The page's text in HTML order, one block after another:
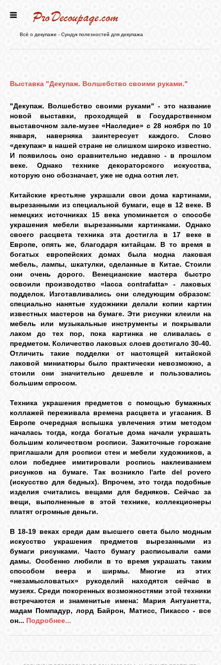
ФОРУМ
СТАТЬИ
ВИДЕО
ГАЛЕРЕЯ
ШКОЛА
ДЕКУПАЖА
ОТЗЫВЫ
УЧЕНИКОВ
МАГАЗИН
FAQ
FACEBOOK
YOUTUBE
Всё о декупаже - Сундук полезностей для декупажа
Выставка "Декупаж. Волшебство своими руками."
"Декупаж. Волшебство своими руками" - это название
новой выставки, проходящей в Государственном
выставочном зале-музее «Наследие» с 28 ноября по 10
января, наверняка заинтересует каждого. Слово
«декупаж» в нашей стране не слишком широко известно.
И появилось оно сравнительно недавно - в прошлом
веке. Однако технике декораторского искусства,
которую оно обозначает, уже не одна сотня лет.
Китайские крестьяне украшали свои дома картинами,
вырезанными из специальной бумаги, еще в 12 веке. В
немецких источниках 15 века упоминается о способе
украшения мебели вырезанными картинками. Однако
своего расцвета техника эта достигла в 17 веке в
Европе, опять же, благодаря китайцам. В то время в
богатых европейских домах была модна лаковая
мебель, лампы, шкатулки, сделанные в Китае. Стоили
они очень дорого. Венецианские мастера быстро
освоили производство «lacca contrafatta» - лаковых
подделок. Изготавливались они следующим образом:
специально нанятые художники делали копии картин
известных мастеров на бумаге. Эти рисунки клеили на
мебель или музыкальные инструменты и покрывали
лаком до тех пор, пока картинка не сливалась с
предметом. Количество лаковых слоев достигало 30-40.
Отличить такие подделки от настоящей китайской
лаковой миниатюры было практически невозможно, а
стоили они значительно дешевле и пользовались
большим спросом.
Техника украшения предметов с помощью бумажных
коллажей переживала времена расцвета и угасания. В
Европе очередная вспышка увлечения этим методом
началась тогда, когда богатые дома начали украшать
большим количеством росписи. Зажиточные горожане
приглашали для росписи стен и мебели художников, а
слои победнее имитировали роспись наклеиванием
рисунков на бумаге. Так возникло l'arte del povero
(искусство для бедных). Впрочем, это тогда подобные
изделия считались вещами для бедняков. Сейчас за
вещи, выполненные в этой технике, коллекционеры
платят огромные деньги.
В 18-19 веках среди дам высшего света было модным
искусство украшения предметов вырезанными из
бумаги рисунками. Часто бумагу расписывали сами
дамы. Особенно любили в то время украшать таким
способом веера и ширмы. Многие из этих
«незамысловатых» рукоделий находятся сейчас в
музеях. Среди покоренных возможностями этой техники
встречаются и знаменитые имена: Мария Антуанетта,
мадам Помпадур, лорд Байрон, Матисс, Пикассо - все
он... Подробнее...